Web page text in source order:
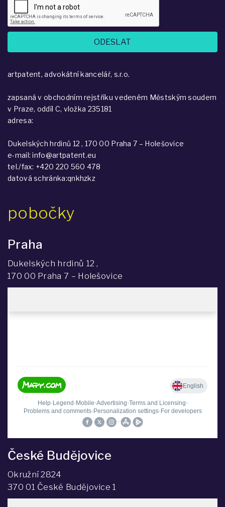
artpatent, advokátní kancelář, s.r.o.
zapsaná v obchodním rejstříku vedeném Městským soudem
v Praze, oddíl C, vložka 235181
adresa:
Dukelských hrdinů 12 , 170 00 Praha 7 – Holešovice
e-mail: info@artpatent.eu
tel./fax: +420 220 560 478
datová schránka:qnkhzkz
pobočky
Praha
Dukelských hrdinů 12 ,
170 00 Praha 7 – Holešovice
České Budějovice
Okružní 2824
370 01 České Budějovice 1